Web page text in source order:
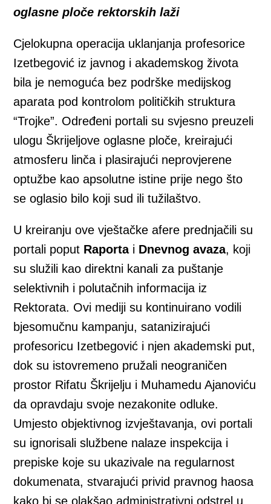
oglasne ploče rektorskih laži
Cjelokupna operacija uklanjanja profesorice
Izetbegović iz javnog i akademskog života
bila je nemoguća bez podrške medijskog
aparata pod kontrolom političkih struktura
“Trojke”. Određeni portali su svjesno preuzeli
ulogu Škrijeljove oglasne ploče, kreirajući
atmosferu linča i plasirajući neprovjerene
optužbe kao apsolutne istine prije nego što
se oglasio bilo koji sud ili tužilaštvo.
U kreiranju ove vještačke afere prednjačili su
portali poput Raportai Dnevnog avaza, koji
su služili kao direktni kanali za puštanje
selektivnih i polutačnih informacija iz
Rektorata. Ovi mediji su kontinuirano vodili
bjesomučnu kampanju, satanizirajući
profesoricu Izetbegović i njen akademski put,
dok su istovremeno pružali neograničen
prostor Rifatu Škrijelju i Muhamedu Ajanoviću
da opravdaju svoje nezakonite odluke.
Umjesto objektivnog izvještavanja, ovi portali
su ignorisali službene nalaze inspekcija i
prepiske koje su ukazivale na regularnost
dokumenata, stvarajući privid pravnog haosa
kako bi se olakšao administrativni odstrel u